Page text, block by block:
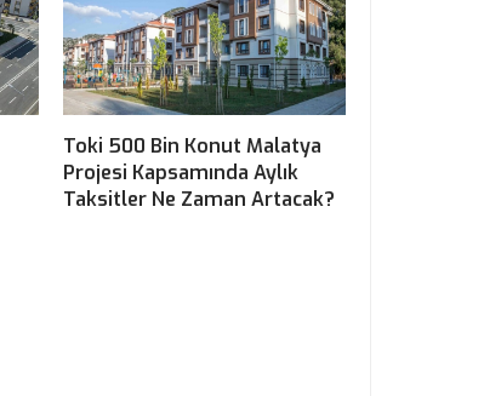
Toki 500 Bin Konut Malatya
Projesi Kapsamında Aylık
Taksitler Ne Zaman Artacak?